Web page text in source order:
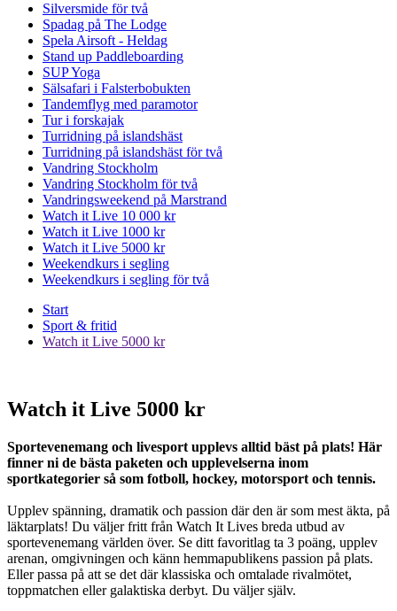
Silversmide för två
Spadag på The Lodge
Spela Airsoft - Heldag
Stand up Paddleboarding
SUP Yoga
Sälsafari i Falsterbobukten
Tandemflyg med paramotor
Tur i forskajak
Turridning på islandshäst
Turridning på islandshäst för två
Vandring Stockholm
Vandring Stockholm för två
Vandringsweekend på Marstrand
Watch it Live 10 000 kr
Watch it Live 1000 kr
Watch it Live 5000 kr
Weekendkurs i segling
Weekendkurs i segling för två
Start
Sport & fritid
Watch it Live 5000 kr
Watch it Live 5000 kr
Sportevenemang och livesport upplevs alltid bäst på plats! Här
finner ni de bästa paketen och upplevelserna inom
sportkategorier så som fotboll, hockey, motorsport och tennis.
Upplev spänning, dramatik och passion där den är som mest äkta, på
läktarplats! Du väljer fritt från Watch It Lives breda utbud av
sportevenemang världen över. Se ditt favoritlag ta 3 poäng, upplev
arenan, omgivningen och känn hemmapublikens passion på plats.
Eller passa på att se det där klassiska och omtalade rivalmötet,
toppmatchen eller galaktiska derbyt. Du väljer själv.